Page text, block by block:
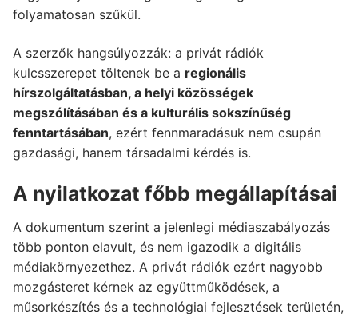
folyamatosan szűkül.
A szerzők hangsúlyozzák: a privát rádiók
kulcsszerepet töltenek be a regionális
hírszolgáltatásban, a helyi közösségek
megszólításában és a kulturális sokszínűség
fenntartásában, ezért fennmaradásuk nem csupán
gazdasági, hanem társadalmi kérdés is.
A nyilatkozat főbb megállapításai
A dokumentum szerint a jelenlegi médiaszabályozás
több ponton elavult, és nem igazodik a digitális
médiakörnyezethez. A privát rádiók ezért nagyobb
mozgásteret kérnek az együttműködések, a
műsorkészítés és a technológiai fejlesztések területén,